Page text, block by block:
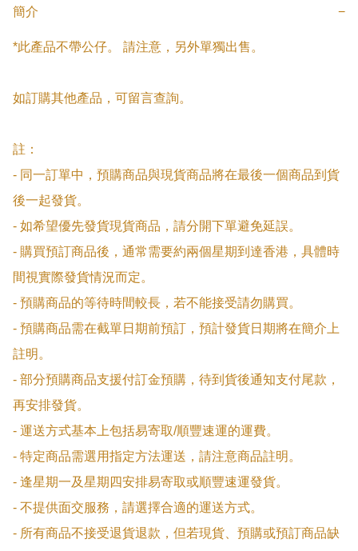
簡介 −
*此產品不帶公仔。 請注意，另外單獨出售。
如訂購其他產品，可留言查詢。
註：
- 同一訂單中，預購商品與現貨商品將在最後一個商品到貨
後一起發貨。
- 如希望優先發貨現貨商品，請分開下單避免延誤。
- 購買預訂商品後，通常需要約兩個星期到達香港，具體時
間視實際發貨情況而定。
- 預購商品的等待時間較長，若不能接受請勿購買。
- 預購商品需在截單日期前預訂，預計發貨日期將在簡介上
註明。
- 部分預購商品支援付訂金預購，待到貨後通知支付尾款，
再安排發貨。
- 運送方式基本上包括易寄取/順豐速運的運費。
- 特定商品需選用指定方法運送，請注意商品註明。
- 逢星期一及星期四安排易寄取或順豐速運發貨。
- 不提供面交服務，請選擇合適的運送方式。
- 所有商品不接受退貨退款，但若現貨、預購或預訂商品缺